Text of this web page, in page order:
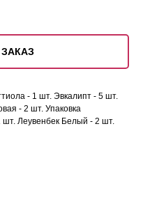
- 1 шт. Эвкалипт - 5 шт.
- 2 шт. Упаковка
шт. Леувенбек Белый - 2 шт.